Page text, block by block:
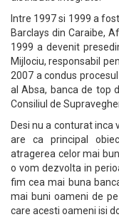
Intre 1997 si 1999 a
Barclays din Caraibe,
1999 a devenit
Mijlociu, responsabil
2007 a condus
al Absa, banca de top
Consiliul de
Desi nu a conturat inca
are ca principal
atragerea celor mai
o vom dezvolta in
fim cea mai buna
mai buni oameni de
care acesti oameni isi